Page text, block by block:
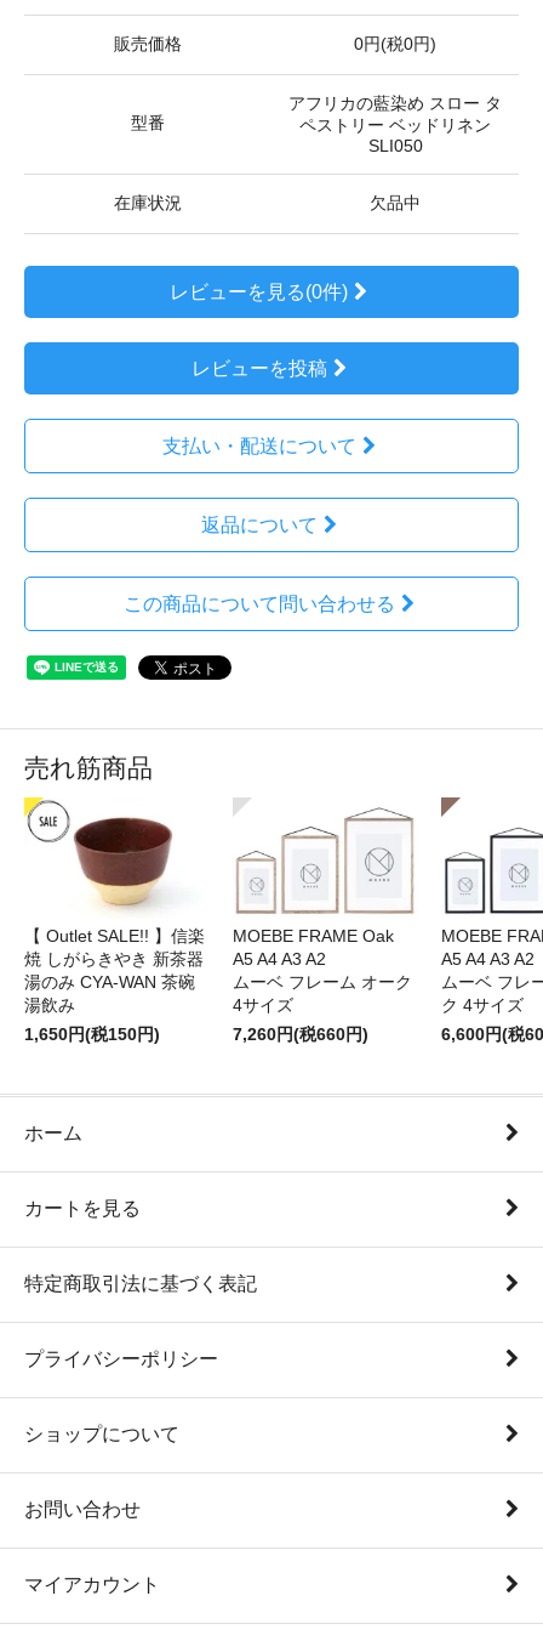
販売価格 0円(税0円)
型番
アフリカの藍染め スロー タ
ペストリー ベッドリネン
SLI050
在庫状況 欠品中
レビューを見る(0件)
レビューを投稿
支払い・配送について
返品について
この商品について問い合わせる
売れ筋商品
【 Outlet SALE!! 】信楽
焼 しがらきやき 新茶器
湯のみ CYA-WAN 茶碗
湯飲み
1,650円(税150円)
MOEBE FRAME Oak
A5 A4 A3 A2
ムーベ フレーム オーク
4サイズ
7,260円(税660円)
MOEBE
A5 A4 A3 A2
ムーベ フレ
ク 4サイズ
6,600円(税
ホーム
カートを見る
特定商取引法に基づく表記
プライバシーポリシー
ショップについて
お問い合わせ
マイアカウント